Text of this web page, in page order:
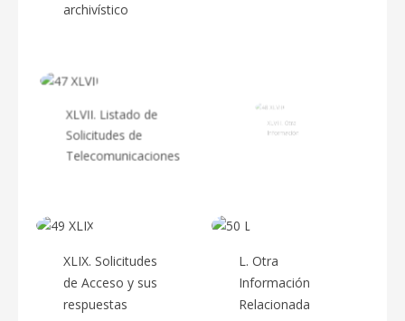
archivístico
XLVII. Listado de
Solicitudes de
Telecomunicaciones
XLVIII. Otra
Información
XLIX. Solicitudes
de Acceso y sus
respuestas
L. Otra
Información
Relacionada